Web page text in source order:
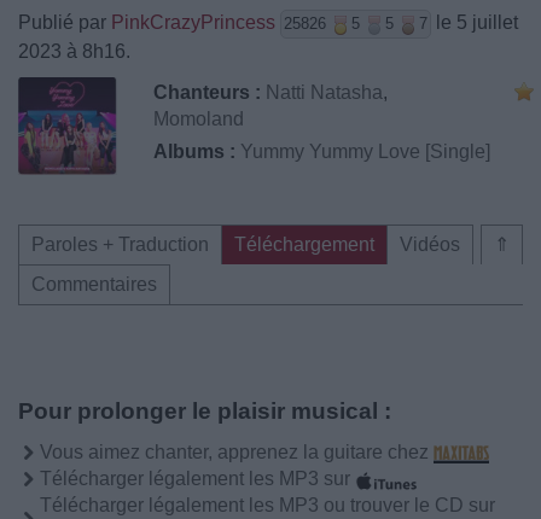
Publié par PinkCrazyPrincess 25826 5 5 7
le 5 juillet
2023 à 8h16.
Chanteurs : Natti Natasha,
Momoland
Albums : Yummy Yummy Love [Single]
⇑
Paroles + Traduction Téléchargement
Vidéos
Commentaires
Pour prolonger le plaisir musical :
Vous aimez chanter, apprenez la guitare chez
Télécharger légalement les MP3 sur
Télécharger légalement les MP3 ou trouver le CD sur